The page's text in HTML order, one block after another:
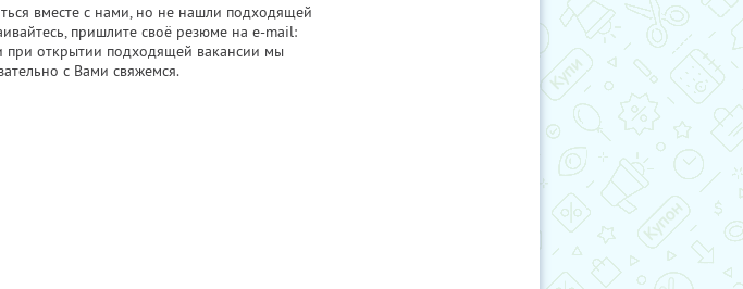
вместе с нами, но не нашли подходящей
пришлите своё резюме на e-mail:
открытии подходящей вакансии мы
с Вами свяжемся.